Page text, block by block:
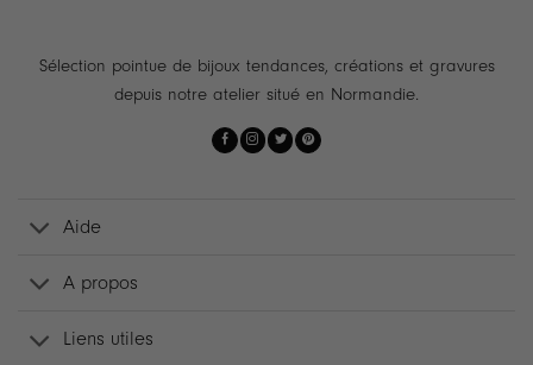
Sélection pointue de bijoux tendances, créations et gravures
depuis notre atelier situé en Normandie.
Aide
A propos
Liens utiles